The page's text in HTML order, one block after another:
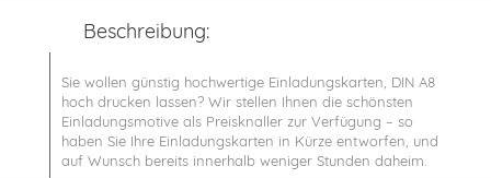
Beschreibung:
Sie wollen günstig hochwertige Einladungskarten, DIN A8
hoch drucken lassen? Wir stellen Ihnen die schönsten
Einladungsmotive als Preisknaller zur Verfügung – so
haben Sie Ihre Einladungskarten in Kürze entworfen, und
auf Wunsch bereits innerhalb weniger Stunden daheim.